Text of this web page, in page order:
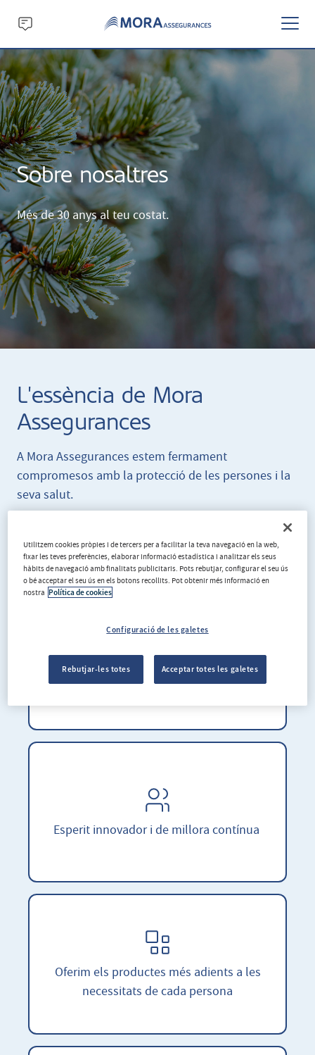
Sobre nosaltres
Més de 30 anys al teu costat.
L'essència de Mora
Assegurances
A Mora Assegurances estem fermament
compromesos amb la protecció de les persones i la
seva salut.
respecte per la legalitat, la transparència i la
innovació.
Familiars i propers
Esperit innovador i de millora contínua
Oferim els productes més adients a les
necessitats de cada persona
Utilitzem cookies pròpies i de tercers per a facilitar la teva navegació en la web,
fixar les teves preferències, elaborar informació estadística i analitzar els seus
hàbits de navegació amb finalitats publicitaris. Pots rebutjar, configurar el seu ús
o bé acceptar el seu ús en els botons recollits. Pot obtenir més informació en
nostra Política de cookies
Configuració de les galetes
Rebutjar-les totes Acceptar totes les galetes